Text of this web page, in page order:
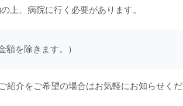
上、病院に行く必要があります。
を除きます。）
介をご希望の場合はお気軽にお知らせくだ